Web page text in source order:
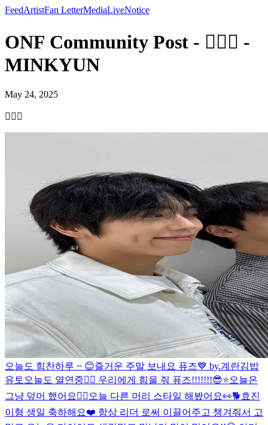
FeedArtistFan LetterMediaLiveNotice
ONF Community Post - 👨‍❤️‍👨 -
MINKYUN
May 24, 2025
👨‍❤️‍👨
오늘도 힘찬하루 ~ 😊즐거운 주말 보내요 퓨즈💙 by.계란김밥
유토 오늘도 열연중❤️‍🔥 우리에게 힘을 줘 퓨즈!!!!!!!😎⭐️오늘은
그냥 덮머 했어요✌🏻 오늘 다른 머리 스타일 해봤어요👀🐕효진
이형 생일 축하해요❤️ 항상 리더 로써 이끌어주고 챙겨줘서 고